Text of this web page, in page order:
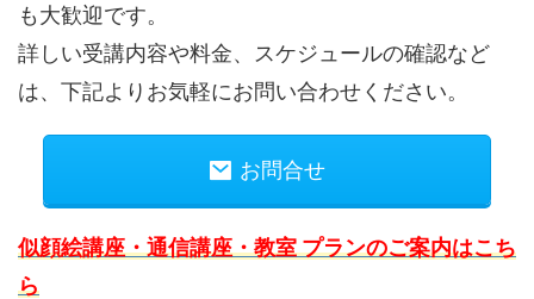
も大歓迎です。
詳しい受講内容や料金、スケジュールの確認など
は、下記よりお気軽にお問い合わせください。
お問合せ
似顔絵講座・通信講座・教室 プランのご案内はこち
ら